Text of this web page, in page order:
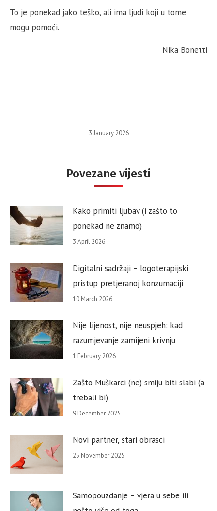
To je ponekad jako teško, ali ima ljudi koji u tome
mogu pomoći.
Nika Bonetti
3 January 2026
Povezane vijesti
Kako primiti ljubav (i zašto to
ponekad ne znamo)
3 April 2026
Digitalni sadržaji – logoterapijski
pristup pretjeranoj konzumaciji
10 March 2026
Nije lijenost, nije neuspjeh: kad
razumjevanje zamijeni krivnju
1 February 2026
Zašto Muškarci (ne) smiju biti slabi (a
trebali bi)
9 December 2025
Novi partner, stari obrasci
25 November 2025
Samopouzdanje – vjera u sebe ili